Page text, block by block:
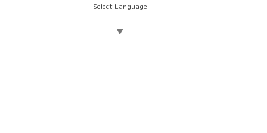
Select Language
▼